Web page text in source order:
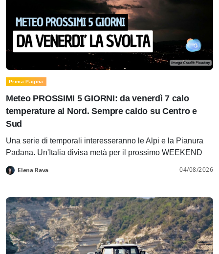
Prima Pagina
Meteo PROSSIMI 5 GIORNI: da venerdì 7 calo
temperature al Nord. Sempre caldo su Centro e
Sud
Una serie di temporali interesseranno le Alpi e la Pianura
Padana. Un'Italia divisa metà per il prossimo WEEKEND
Elena Rava 04/08/2026